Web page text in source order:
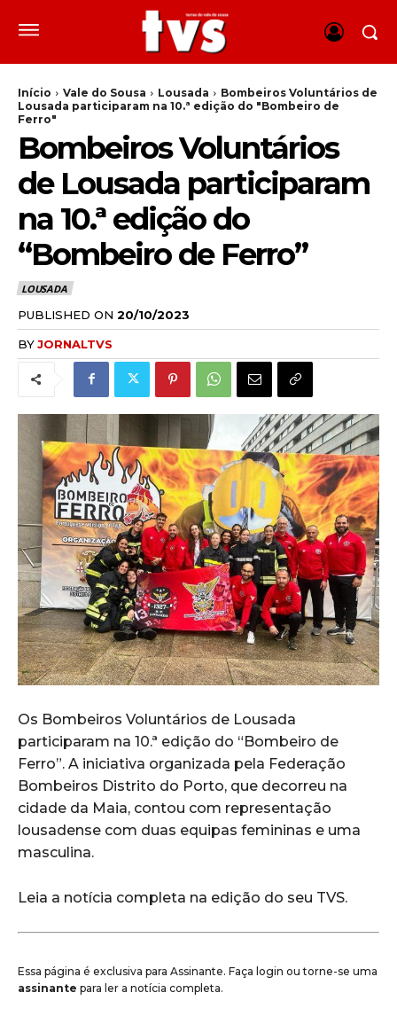
Início Vale do Sousa Lousada
Bombeiros Voluntários de
Lousada participaram na 10.ª edição do "Bombeiro de
Ferro"
Bombeiros Voluntários
de Lousada participaram
na 10.ª edição do
“Bombeiro de Ferro”
LOUSADA
PUBLISHED ON 20/10/2023
BYJORNALTVS
Os Bombeiros Voluntários de Lousada
participaram na 10.ª edição do “Bombeiro de
Ferro”. A iniciativa organizada pela Federação
Bombeiros Distrito do Porto, que decorreu na
cidade da Maia, contou com representação
lousadense com duas equipas femininas e uma
masculina.
Leia a notícia completa na edição do seu TVS.
Essa página é exclusiva para Assinante. Faça login ou torne-se uma
assinante para ler a notícia completa.